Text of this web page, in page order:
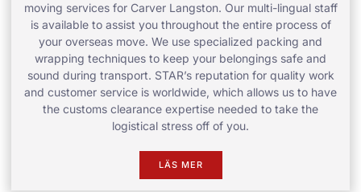
moving services for Carver Langston. Our multi-lingual staff
is available to assist you throughout the entire process of
your overseas move. We use specialized packing and
wrapping techniques to keep your belongings safe and
sound during transport. STAR’s reputation for quality work
and customer service is worldwide, which allows us to have
the customs clearance expertise needed to take the
logistical stress off of you.
LÄS MER